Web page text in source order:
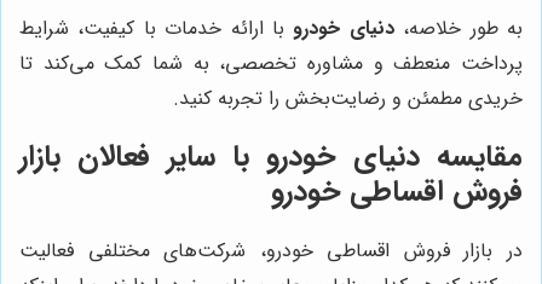
به طور خلاصه،دنیای خودرو با ارائه خدمات با کیفیت، شرایط
پرداخت منعطف و مشاوره تخصصی، به شما کمک می‌کند تا
خریدی مطمئن و رضایت‌بخش را تجربه کنید.
مقایسه دنیای خودرو با سایر فعالان بازار
فروش اقساطی خودرو
در بازار فروش اقساطی خودرو، شرکت‌های مختلفی فعالیت